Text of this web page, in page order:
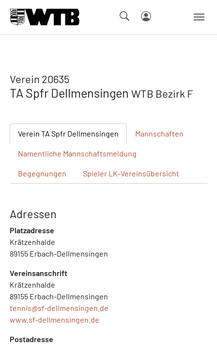
Verein 20635
TA Spfr Dellmensingen WTB Bezirk F
Verein TA Spfr Dellmensingen Mannschaften
Namentliche Mannschaftsmeldung
Begegnungen Spieler LK-Vereinsübersicht
Adressen
Platzadresse
Krätzenhalde
89155 Erbach-Dellmensingen
Vereinsanschrift
Krätzenhalde
89155 Erbach-Dellmensingen
tennis@sf-dellmensingen.de
www.sf-dellmensingen.de
Postadresse